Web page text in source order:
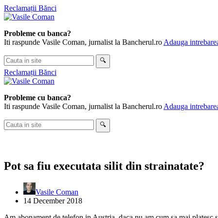
Skip
to
Reclamații Bănci
Probleme cu banca?
Iti raspunde Vasile Coman, jurnalist la Bancherul.ro Adauga
Cauta
in
site
🔍
Reclamații Bănci
Probleme cu banca?
Iti raspunde Vasile Coman, jurnalist la Bancherul.ro Adauga
Cauta
in
🔍
Pot sa fiu executata silit din strainatate?
Vasile Coman
14 December 2018